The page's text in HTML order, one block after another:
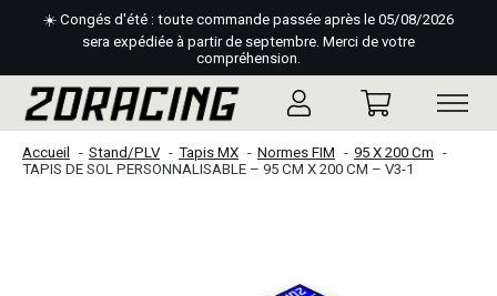
☀️ Congés d'été : toute commande passée après le 05/08/2026
sera expédiée à partir de septembre. Merci de votre
compréhension.
Accueil Stand/PLV Tapis MX Normes FIM
95 X 200 Cm
TAPIS DE SOL PERSONNALISABLE – 95 CM X 200 CM – V3-1